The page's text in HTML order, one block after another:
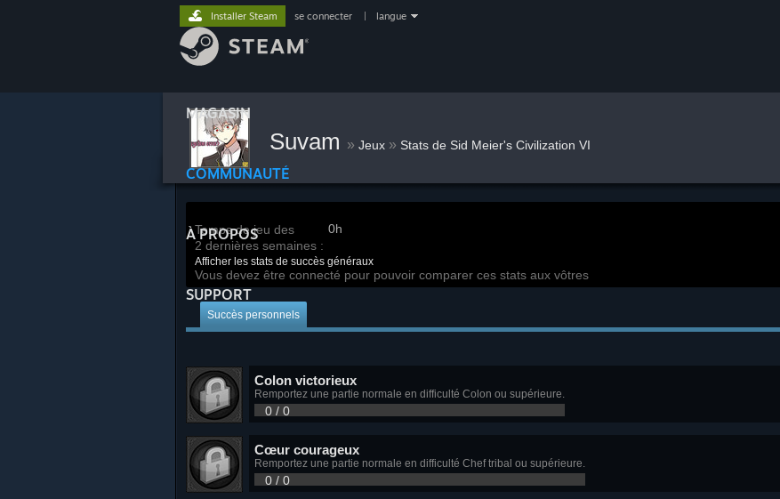
MAGASIN
COMMUNAUTÉ
À PROPOS
SUPPORT
Installer Steam se connecter langue
Suvam » Jeux » Stats de Sid Meier's Civilization VI
Temps de jeu des
2 dernières semaines :
0h
Afficher les stats de succès généraux
Vous devez être connecté pour pouvoir comparer ces stats aux vôtres
Succès personnels
Colon victorieux
Remportez une partie normale en difficulté Colon ou supérieure.
0 / 0
Cœur courageux
Remportez une partie normale en difficulté Chef tribal ou supérieure.
0 / 0